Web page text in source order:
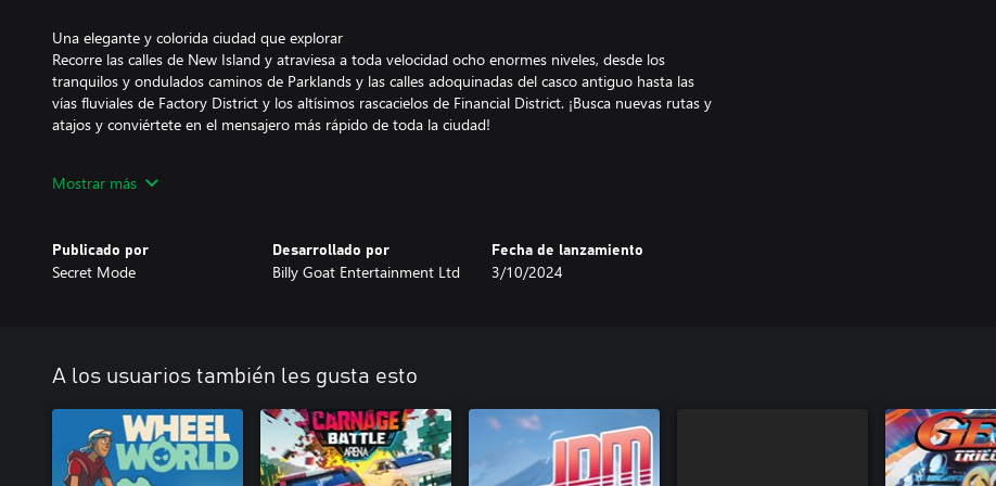
Una elegante y colorida ciudad que explorar
Recorre las calles de New Island y atraviesa a toda velocidad ocho enormes niveles, desde los
tranquilos y ondulados caminos de Parklands y las calles adoquinadas del casco antiguo hasta las
vías fluviales de Factory District y los altísimos rascacielos de Financial District. ¡Busca nuevas rutas y
atajos y conviértete en el mensajero más rápido de toda la ciudad!
Salta desde rampas situadas en tejados, pasa por debajo de diversos vehículos articulados, desafía a
acortar el tiempo de entrega.
para preparar batidos en Milky Boys, pega carteles para The Daily Tatter... Tú tan solo recuerda que,
pase lo que pase, ¡el cliente siempre tiene la razón!
¡Abajo el totalitarismo!
Embárcate en un viaje que satiriza la economía colaborativa, los influencers mediáticos, las grandes
tecnológicas y mucho más. Con un villano excéntrico y un gobierno totalitario que derrocar, en tus
Mostrar más
Publicado por
Secret Mode
Desarrollado por
Billy Goat Entertainment Ltd
Fecha de lanzamiento
3/10/2024
A los usuarios también les gusta esto